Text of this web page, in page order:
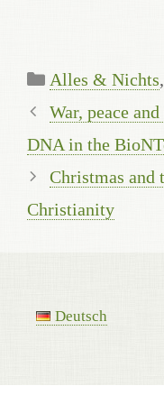
Categories
Alles & Nichts,
War, peace
DNA in the
Christmas
Christianity
Deutsch